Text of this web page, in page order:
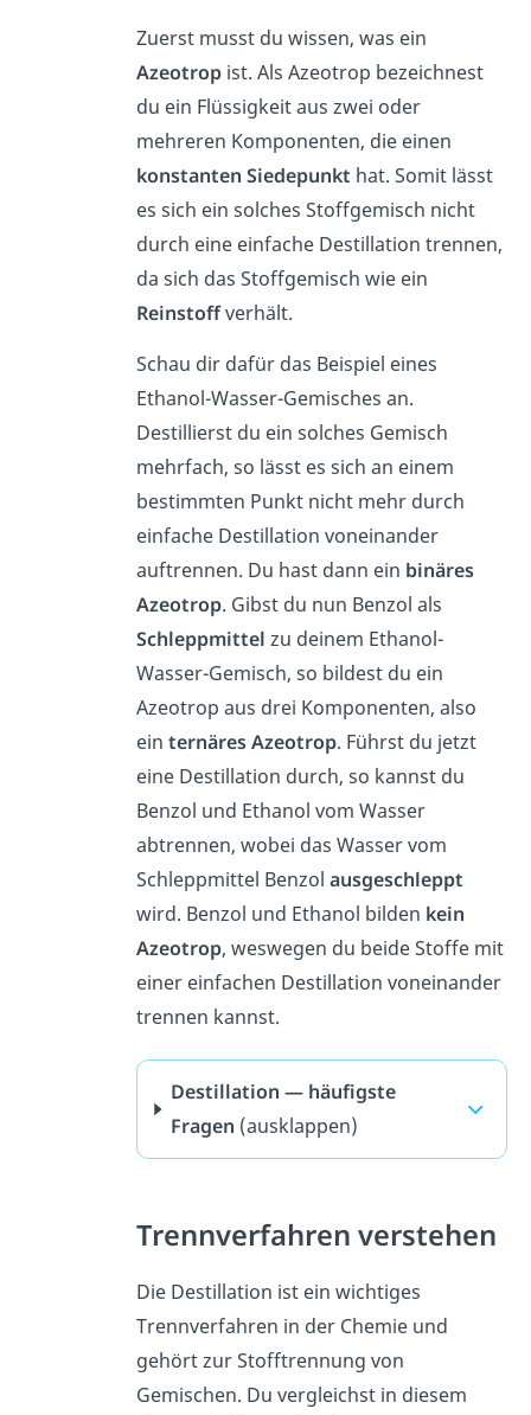
Zuerst musst du wissen, was ein
Azeotrop ist. Als Azeotrop bezeichnest
du ein Flüssigkeit aus zwei oder
mehreren Komponenten, die einen
konstanten Siedepunkt hat. Somit lässt
es sich ein solches Stoffgemisch nicht
durch eine einfache Destillation trennen,
da sich das Stoffgemisch wie ein
Reinstoffverhält.
Schau dir dafür das Beispiel eines
Ethanol-Wasser-Gemisches an.
Destillierst du ein solches Gemisch
mehrfach, so lässt es sich an einem
bestimmten Punkt nicht mehr durch
einfache Destillation voneinander
auftrennen. Du hast dann ein binäres
Azeotrop. Gibst du nun Benzol als
Schleppmittel zu deinem Ethanol-
Wasser-Gemisch, so bildest du ein
Azeotrop aus drei Komponenten, also
einternäres Azeotrop. Führst du jetzt
eine Destillation durch, so kannst du
Benzol und Ethanol vom Wasser
abtrennen, wobei das Wasser vom
Schleppmittel Benzolausgeschleppt
wird. Benzol und Ethanol bilden kein
Azeotrop, weswegen du beide Stoffe mit
einer einfachen Destillation voneinander
trennen kannst.
Destillation — häufigste
Fragen (ausklappen)
Trennverfahren verstehen
Die Destillation ist ein wichtiges
Trennverfahren in der Chemie und
gehört zur Stofftrennung von
Gemischen. Du vergleichst in diesem